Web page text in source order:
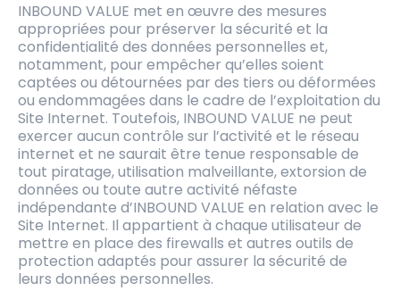
INBOUND VALUE met en œuvre des mesures
appropriées pour préserver la sécurité et la
confidentialité des données personnelles et,
notamment, pour empêcher qu’elles soient
captées ou détournées par des tiers ou déformées
ou endommagées dans le cadre de l’exploitation du
Site Internet. Toutefois, INBOUND VALUE ne peut
exercer aucun contrôle sur l’activité et le réseau
internet et ne saurait être tenue responsable de
tout piratage, utilisation malveillante, extorsion de
données ou toute autre activité néfaste
indépendante d’INBOUND VALUE en relation avec le
Site Internet. Il appartient à chaque utilisateur de
mettre en place des firewalls et autres outils de
protection adaptés pour assurer la sécurité de
leurs données personnelles.